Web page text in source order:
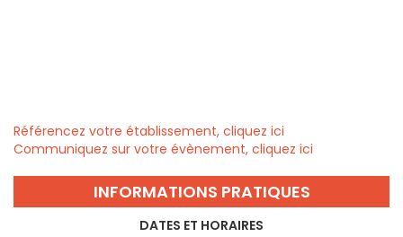
Référencez votre établissement, cliquez ici
Communiquez sur votre évènement, cliquez ici
INFORMATIONS PRATIQUES
DATES ET HORAIRES